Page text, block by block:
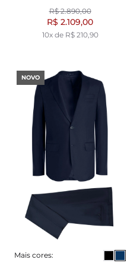
R$ 2.890,00
R$ 2.109,00
10x de R$ 210,90
Mais cores:
NOVO